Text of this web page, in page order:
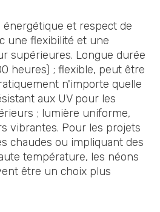
énergétique et respect de
une flexibilité et une
supérieures. Longue durée
heures) ; flexible, peut être
n'importe quelle
aux UV pour les
; lumière uniforme,
vibrantes. Pour les projets
chaudes ou impliquant des
température, les néons
être un choix plus